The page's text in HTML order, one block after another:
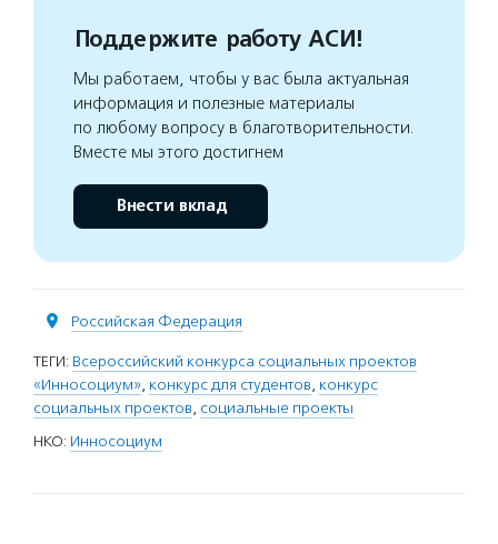
Поддержите работу АСИ!
Мы работаем, чтобы у вас была актуальная
информация и полезные материалы
по любому вопросу в благотворительности.
Вместе мы этого достигнем
Внести вклад
Российская Федерация
ТЕГИ: Всероссийский конкурса социальных проектов
«Инносоциум», конкурс для студентов, конкурс
социальных проектов, социальные проекты
НКО: Инносоциум